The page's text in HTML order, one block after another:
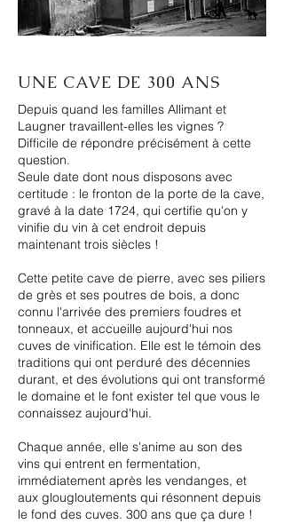
UNE CAVE DE 300 ANS
Depuis quand les familles Allimant et
Laugner travaillent-elles les vignes ?
Difficile de répondre précisément à cette
question.
Seule date dont nous disposons avec
certitude : le fronton de la porte de la cave,
gravé à la date 1724, qui certifie qu'on y
vinifie du vin à cet endroit depuis
maintenant trois siècles !
Cette petite cave de pierre, avec ses piliers
de grès et ses poutres de bois, a donc
connu l'arrivée des premiers foudres et
tonneaux, et accueille aujourd'hui nos
cuves de vinification. Elle est le témoin des
traditions qui ont perduré des décennies
durant, et des évolutions qui ont transformé
le domaine et le font exister tel que vous le
connaissez aujourd'hui.
Chaque année, elle s'anime au son des
vins qui entrent en fermentation,
immédiatement après les vendanges, et
aux glougloutements qui résonnent depuis
le fond des cuves. 300 ans que ça dure !